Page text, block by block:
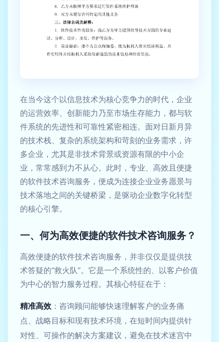
在当今这个以信息技术为核心竞争力的时代，企业
的运营效率、创新能力乃至市场生存能力，都与软
件系统的先进性和可靠性紧密相连。面对日新月异
的技术栈、复杂的系统架构和苛刻的业务需求，许
多企业，尤其是非技术背景或资源有限的中小企
业，常常感到力不从心。此时，专业、高效且便捷
的软件技术咨询服务，便成为连接企业业务愿景与
技术落地之间的关键桥梁，是驱动企业数字化转型
的核心引擎。
一、何为高效便捷的软件技术咨询服务？
高效便捷的软件技术咨询服务，并非仅仅是提供技
术答疑的“救火队”。它是一个系统性的、以客户价值
为中心的智力服务过程。其核心特征在于：
精准高效 ：咨询顾问能够快速理解客户的业务痛
点、战略目标和现有技术环境，在短时间内提供针
对性、可操作的解决方案建议，避免在技术迷宫中